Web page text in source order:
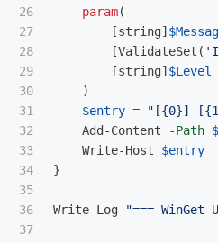
26
27
28
29
30
31
32
33
34
35
36
37
param(
[string]
[ValidateSet (
[string] $Level
)
$entry = "[{0}]
Add-Content
-Path
Write-Host
$entry
}
Write-Log "=== WinGet